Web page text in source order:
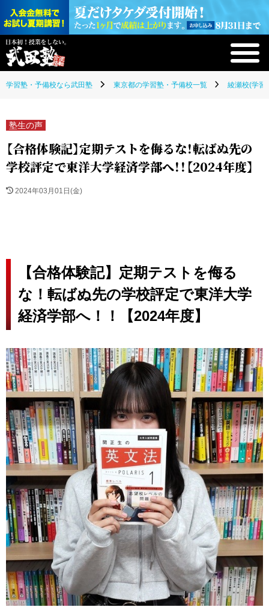
学習塾・予備校なら武田塾 東京都の学習塾・予備校一覧 綾瀬校(学習
塾生の声
【合格体験記】定期テストを侮るな！転ばぬ先の
学校評定で東洋大学経済学部へ！！【2024年度】
2024年03月01日(金)
【合格体験記】定期テストを侮る
な！転ばぬ先の学校評定で東洋大学
経済学部へ！！【2024年度】